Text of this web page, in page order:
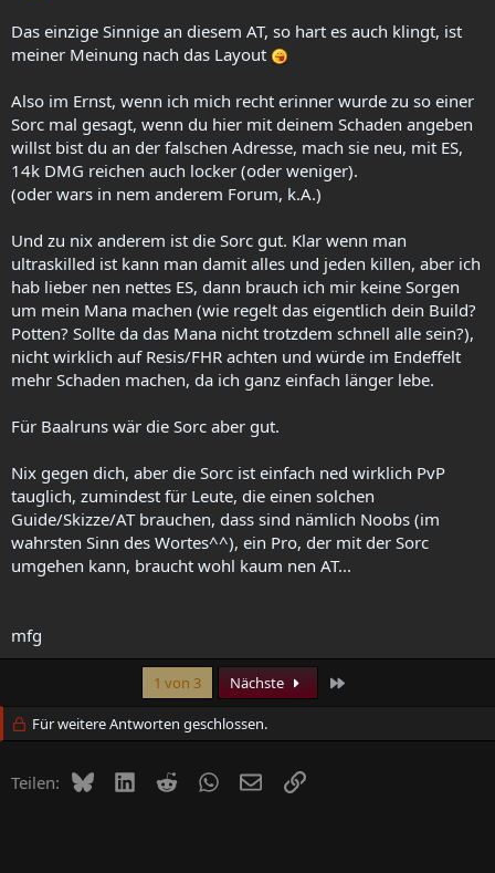
Das einzige Sinnige an diesem AT, so hart es auch klingt, ist
meiner Meinung nach das Layout
Also im Ernst, wenn ich mich recht erinner wurde zu so einer
Sorc mal gesagt, wenn du hier mit deinem Schaden angeben
willst bist du an der falschen Adresse, mach sie neu, mit ES,
14k DMG reichen auch locker (oder weniger).
(oder wars in nem anderem Forum, k.A.)
Und zu nix anderem ist die Sorc gut. Klar wenn man
ultraskilled ist kann man damit alles und jeden killen, aber ich
hab lieber nen nettes ES, dann brauch ich mir keine Sorgen
um mein Mana machen (wie regelt das eigentlich dein Build?
Potten? Sollte da das Mana nicht trotzdem schnell alle sein?),
nicht wirklich auf Resis/FHR achten und würde im Endeffelt
mehr Schaden machen, da ich ganz einfach länger lebe.
Für Baalruns wär die Sorc aber gut.
Nix gegen dich, aber die Sorc ist einfach ned wirklich PvP
tauglich, zumindest für Leute, die einen solchen
Guide/Skizze/AT brauchen, dass sind nämlich Noobs (im
wahrsten Sinn des Wortes^^), ein Pro, der mit der Sorc
umgehen kann, braucht wohl kaum nen AT...
mfg
1 von 3 Nächste
Für weitere Antworten geschlossen.
Teilen: BlueskyLinkedIn
RedditWhatsApp
E-MailLink